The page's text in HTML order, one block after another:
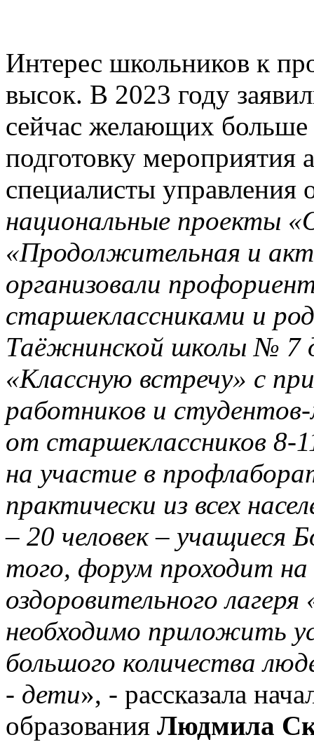
Интерес школьников к
высок. В 2023 году
сейчас желающих
подготовку мероприятия
специалисты управления
национальные проекты
«Продолжительная и
организовали
старшеклассниками и
Таёжнинской школы № 7
«Классную встречу» с
работников и
от старшеклассников 8-
на участие в
практически из всех
– 20 человек – учащиеся
того, форум проходит
оздоровительного
необходимо приложить
большого количества
- дети», - рассказала
образования Людмила